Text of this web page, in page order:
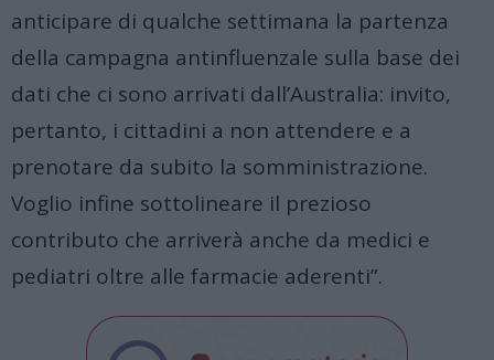
anticipare di qualche settimana la partenza
della campagna antinfluenzale sulla base dei
dati che ci sono arrivati dall’Australia: invito,
pertanto, i cittadini a non attendere e a
prenotare da subito la somministrazione.
Voglio infine sottolineare il prezioso
contributo che arriverà anche da medici e
pediatri oltre alle farmacie aderenti”.